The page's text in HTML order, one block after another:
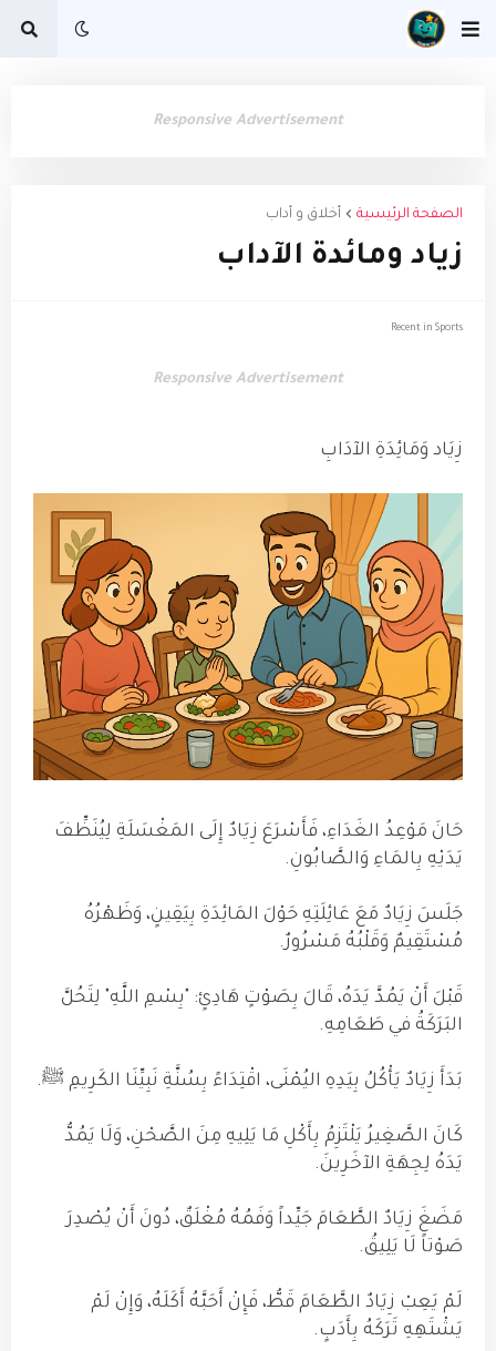
Responsive Advertisement
الصفحة الرئيسية أخلاق و أداب
زياد ومائدة الآداب
Recent in Sports
Responsive Advertisement
زِيَاد وَمَائِدَةِ الآدَابِ
حَانَ مَوْعِدُ الغَدَاءِ، فَأَسْرَعَ زِيَادٌ إِلَى المَغْسَلَةِ لِيُنَظِّفَ
يَدَيْهِ بِالمَاءِ وَالصَّابُونِ.
جَلَسَ زِيَادٌ مَعَ عَائِلَتِهِ حَوْلَ المَائِدَةِ بِيَقِينٍ، وَظَهْرُهُ
مُسْتَقِيمٌ وَقَلْبُهُ مَسْرُورٌ.
قَبْلَ أَنْ يَمُدَّ يَدَهُ، قَالَ بِصَوْتٍ هَادِئٍ: "بِسْمِ اللَّهِ" لِتَحُلَّ
البَرَكَةُ في طَعَامِهِ.
بَدَأَ زِيَادٌ يَأْكُلُ بِيَدِهِ اليُمْنَى، اقْتِدَاءً بِسُنَّةِ نَبِيِّنَا الكَرِيمِ ﷺ.
كَانَ الصَّغِيرُ يَلْتَزِمُ بِأَكْلِ مَا يَلِيهِ مِنَ الصَّحْنِ، وَلَا يَمُدُّ
يَدَهُ لِجِهَةِ الآخَرِينَ.
مَضَغَ زِيَادٌ الطَّعَامَ جَيِّداً وَفَمُهُ مُغْلَقٌ، دُونَ أَنْ يُصْدِرَ
صَوْتاً لَا يَلِيقُ.
لَمْ يَعِبْ زِيَادٌ الطَّعَامَ قَطُّ، فَإِنْ أَحَبَّهُ أَكَلَهُ، وَإِنْ لَمْ
يَشْتَهِهِ تَرَكَهُ بِأَدَبٍ.